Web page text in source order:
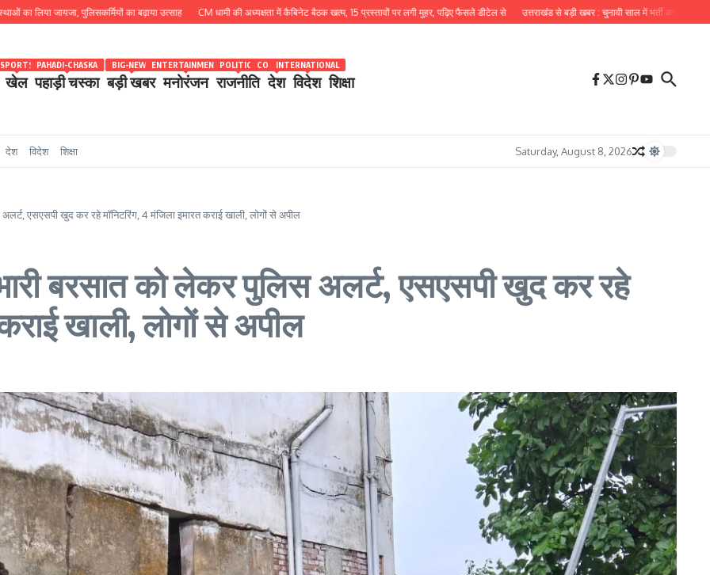
जायजा, पुलिसकर्मियों का बढ़ाया उत्साह CM धामी की अध्यक्षता में कैबिनेट बैठक खत्म, 15 प्रस्तावों पर लगी मुहर, पढ़िए फैसले डीटेल से उत्तराखंड से बड़ी खबर : चुनावी साल में भर्ती का पिटारा खोलने जा
खेल
SPORTS
पहाड़ी चस्का
PAHADI-CHASKA
बड़ी खबर
BIG-NEWS
मनोरंजन
ENTERTAINMENT
राजनीति
POLITICS
देश
COUNTRY
विदेश
INTERNATIONAL
शिक्षा
देश विदेश शिक्षा Saturday, August 8, 2026
एसएसपी खुद कर रहे मॉनिटरिंग, 4 मंजिला इमारत कराई खाली, लोगों से अपील
भारी बरसात को लेकर पुलिस अलर्ट, एसएसपी खुद कर रहे
खाली, लोगों से अपील